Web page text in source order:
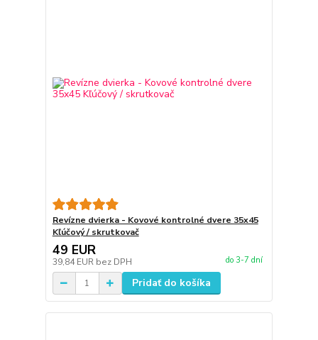
Revízne dvierka - Kovové kontrolné dvere 35x45
Kľúčový / skrutkovač
49 EUR
39,84 EUR bez DPH do 3-7 dní
Pridať do košíka